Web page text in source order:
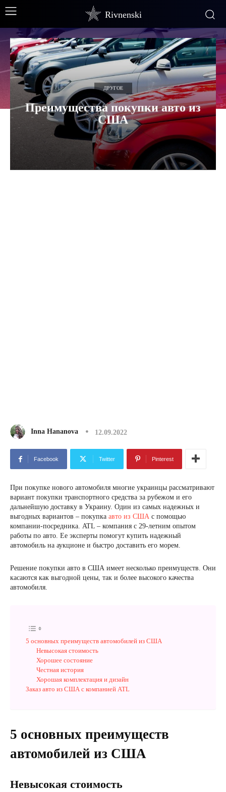
Rivnenski
ДРУГОЕ
Преимущества покупки авто из
США
Inna Hananova 12.09.2022
Facebook Twitter Pinterest
При покупке нового автомобиля многие украинцы рассматривают
вариант покупки транспортного средства за рубежом и его
дальнейшую доставку в Украину. Один из самых надежных и
выгодных вариантов – покупка авто из США с помощью
компании-посредника. ATL – компания с 29-летним опытом
работы по авто. Ее эксперты помогут купить надежный
автомобиль на аукционе и быстро доставить его морем.
Решение покупки авто в США имеет несколько преимуществ. Они
касаются как выгодной цены, так и более высокого качества
автомобиля.
5 основных преимуществ автомобилей из США
Невысокая стоимость
Хорошее состояние
Честная история
Хорошая комплектация и дизайн
Заказ авто из США с компанией ATL
5 основных преимуществ
автомобилей из США
Невысокая стоимость